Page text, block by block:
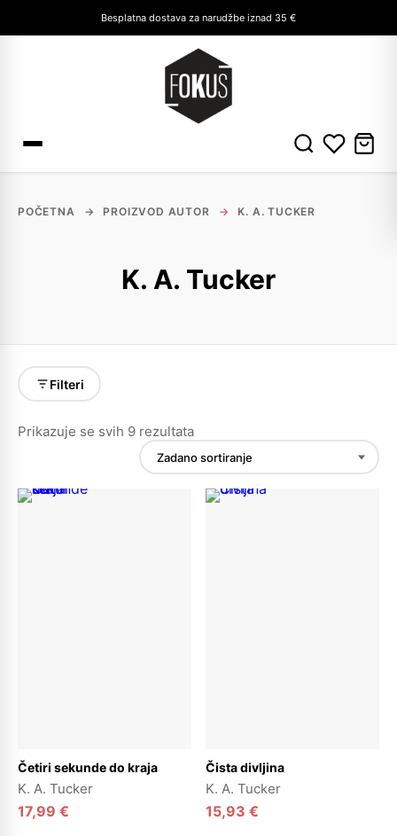
Besplatna dostava za narudžbe iznad 35 €
POČETNA → PROIZVOD AUTOR → K. A. TUCKER
K. A. Tucker
Filteri
Prikazuje se svih 9 rezultata
Dodaj u košaricu
Četiri sekunde do kraja
K. A. Tucker
17,99 €
Dodaj u košaricu
Čista divljina
K. A. Tucker
15,93 €